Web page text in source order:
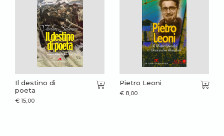
Il destino di
poeta
€ 15,00
Pietro Leoni
€ 8,00